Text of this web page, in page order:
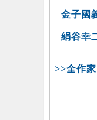
金子國
絹谷幸
>>全作